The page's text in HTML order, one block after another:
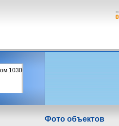
Фото объектов